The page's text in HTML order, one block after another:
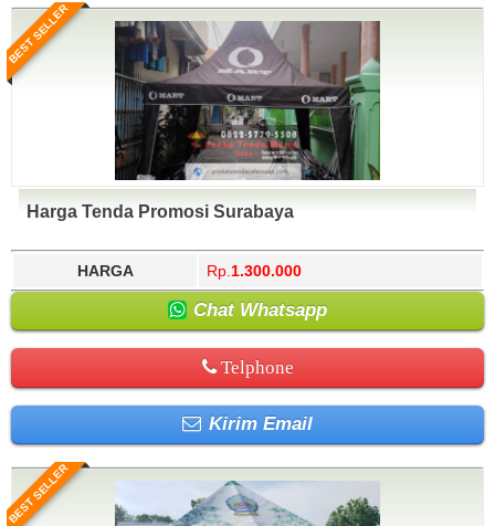
BEST SELLER
Harga Tenda Promosi Surabaya
HARGA Rp. 1.300.000
Chat Whatsapp
Telphone
Kirim Email
BEST SELLER